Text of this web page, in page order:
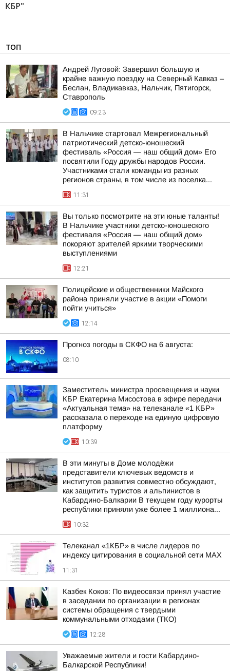
КБР"
ТОП
Андрей Луговой: Завершил большую и
крайне важную поездку на Северный Кавказ –
Беслан, Владикавказ, Нальчик, Пятигорск,
Ставрополь
09:23
В Нальчике стартовал Межрегиональный
патриотический детско-юношеский
фестиваль «Россия — наш общий дом» Его
посвятили Году дружбы народов России.
Участниками стали команды из разных
регионов страны, в том числе из поселка...
11:31
Вы только посмотрите на эти юные таланты!
В Нальчике участники детско-юношеского
фестиваля «Россия — наш общий дом»
покоряют зрителей яркими творческими
выступлениями
12:21
Полицейские и общественники Майского
района приняли участие в акции «Помоги
пойти учиться»
12:14
Прогноз погоды в СКФО на 6 августа:
08:10
Заместитель министра просвещения и науки
КБР Екатерина Мисостова в эфире передачи
«Актуальная тема» на телеканале «1 КБР»
рассказала о переходе на единую цифровую
платформу
10:39
В эти минуты в Доме молодёжи
представители ключевых ведомств и
институтов развития совместно обсуждают,
как защитить туристов и альпинистов в
Кабардино-Балкарии В текущем году курорты
республики приняли уже более 1 миллиона...
10:32
Телеканал «1КБР» в числе лидеров по
индексу цитирования в социальной сети MAX
11:31
Казбек Коков: По видеосвязи принял участие
в заседании по организации в регионах
системы обращения с твердыми
коммунальными отходами (ТКО)
12:28
Уважаемые жители и гости Кабардино-
Балкарской Республики!